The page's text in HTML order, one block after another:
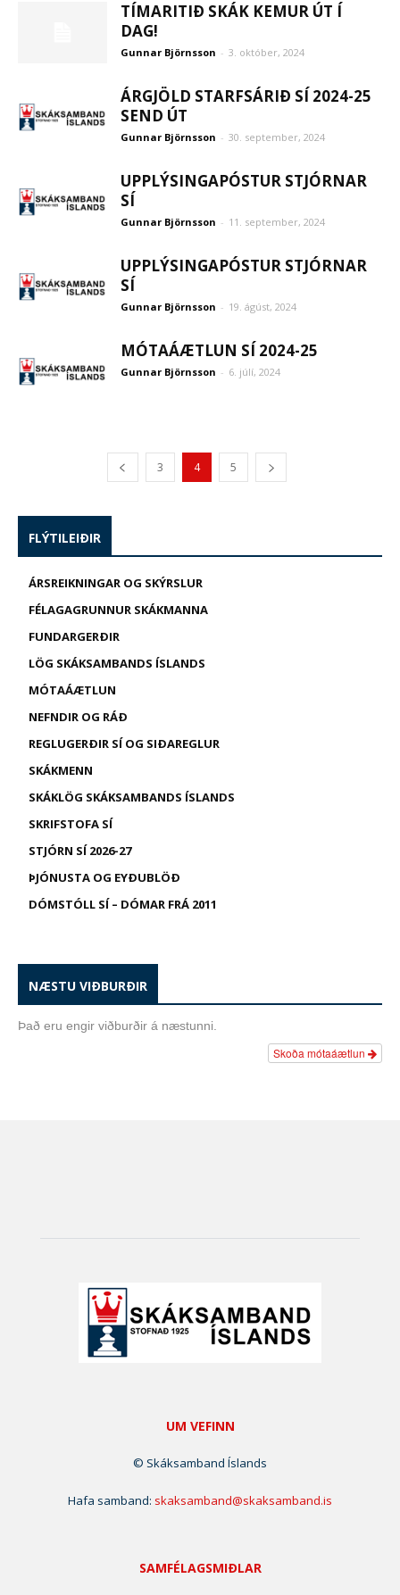
TÍMARITIÐ SKÁK KEMUR ÚT Í
DAG!
Gunnar Björnsson - 3. október, 2024
ÁRGJÖLD STARFSÁRIÐ SÍ 2024-25
SEND ÚT
Gunnar Björnsson - 30. september, 2024
UPPLÝSINGAPÓSTUR STJÓRNAR
SÍ
Gunnar Björnsson - 11. september, 2024
UPPLÝSINGAPÓSTUR STJÓRNAR
SÍ
Gunnar Björnsson - 19. ágúst, 2024
MÓTAÁÆTLUN SÍ 2024-25
Gunnar Björnsson - 6. júlí, 2024
3 4 5
FLÝTILEIÐIR
ÁRSREIKNINGAR OG SKÝRSLUR
FÉLAGAGRUNNUR SKÁKMANNA
FUNDARGERÐIR
LÖG SKÁKSAMBANDS ÍSLANDS
MÓTAÁÆTLUN
NEFNDIR OG RÁÐ
REGLUGERÐIR SÍ OG SIÐAREGLUR
SKÁKMENN
SKÁKLÖG SKÁKSAMBANDS ÍSLANDS
SKRIFSTOFA SÍ
STJÓRN SÍ 2026-27
ÞJÓNUSTA OG EYÐUBLÖÐ
DÓMSTÓLL SÍ – DÓMAR FRÁ 2011
NÆSTU VIÐBURÐIR
Það eru engir viðburðir á næstunni.
Skoða mótaáætlun
UM VEFINN
© Skáksamband Íslands
Hafa samband: skaksamband@skaksamband.is
SAMFÉLAGSMIÐLAR